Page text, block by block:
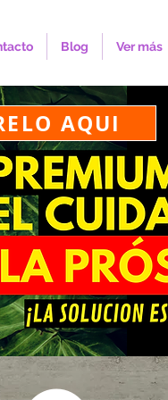
Blog Ver más
AQUI